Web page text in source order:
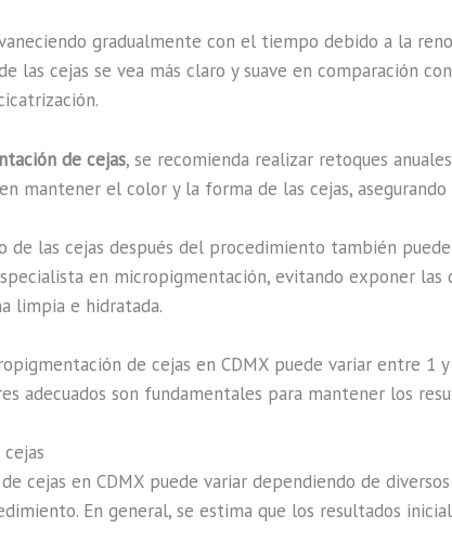
gradualmente con el tiempo debido a la
las cejas se vea más claro y suave en comparación
de cejas, se recomienda realizar retoques
mantener el color y la forma de las cejas,
de las cejas después del procedimiento también
en micropigmentación, evitando exponer las
limpia e hidratada.
de cejas en CDMX puede variar entre 1
adecuados son fundamentales para mantener los
cejas en CDMX puede variar dependiendo de
En general, se estima que los resultados